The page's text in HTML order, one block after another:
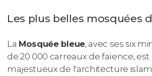
Les plus belles mosquées
La Mosquée bleue, avec ses six
de 20 000 carreaux de faïence,
majestueux de l'architecture